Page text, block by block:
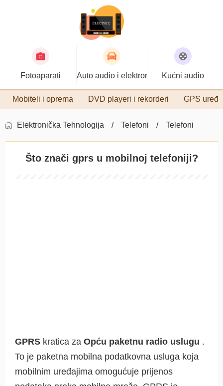
Fotoaparati Auto audio i elektronika Kućni audio
Mobiteli i oprema DVD playeri i rekorderi GPS
Elektronička Tehnologija Telefoni Telefoni
Što znači gprs u mobilnoj telefoniji?
GPRS kratica za Opću paketnu radio uslugu .
To je paketna mobilna podatkovna usluga koja
mobilnim uređajima omogućuje prijenos